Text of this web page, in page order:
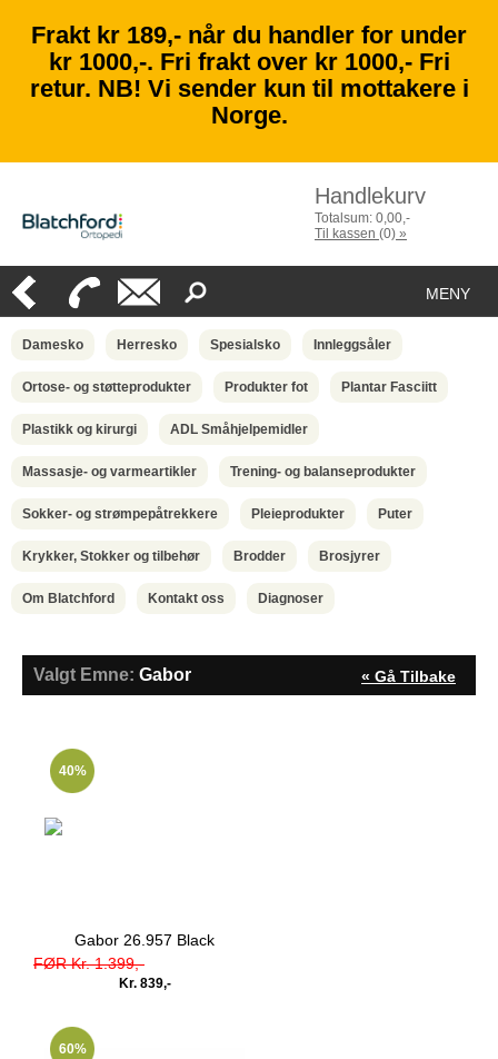
Frakt kr 189,- når du handler for under
kr 1000,-. Fri frakt over kr 1000,- Fri
retur. NB! Vi sender kun til mottakere i
Norge.
Handlekurv
Totalsum: 0,00,-
Til kassen (0) »
MENY
Damesko Herresko Spesialsko Innleggsåler
Ortose- og støtteprodukter Produkter fot Plantar Fasciitt
Plastikk og kirurgi ADL Småhjelpemidler
Massasje- og varmeartikler Trening- og balanseprodukter
Sokker- og strømpepåtrekkere Pleieprodukter Puter
Krykker, Stokker og tilbehør Brodder Brosjyrer
Om Blatchford Kontakt oss Diagnoser
Valgt Emne: Gabor « Gå Tilbake
40%
Gabor 26.957 Black
FØR Kr. 1.399,-
Kr. 839,-
60%